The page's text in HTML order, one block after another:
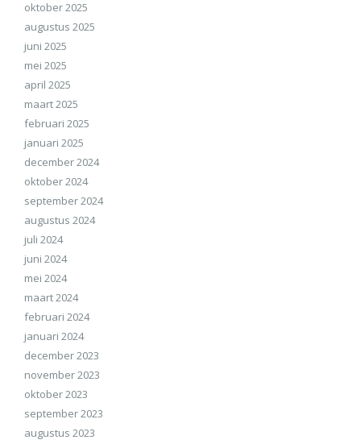
oktober 2025
augustus 2025
juni 2025
mei 2025
april 2025
maart 2025
februari 2025
januari 2025
december 2024
oktober 2024
september 2024
augustus 2024
juli 2024
juni 2024
mei 2024
maart 2024
februari 2024
januari 2024
december 2023
november 2023
oktober 2023
september 2023
augustus 2023